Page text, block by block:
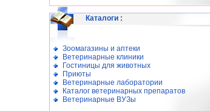
Каталоги :
Зоомагазины и аптеки
Ветеринарные клиники
Гостиницы для животных
Приюты
Ветеринарные лаборатории
Каталог ветеринарных препаратов
Ветеринарные ВУЗы